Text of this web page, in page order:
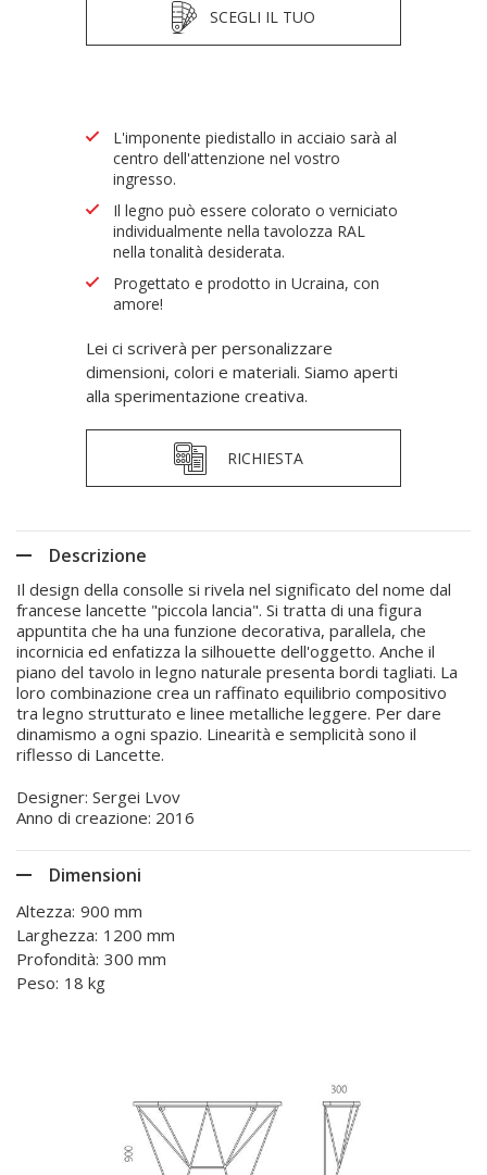
SCEGLI IL TUO
L'imponente piedistallo in acciaio sarà al
centro dell'attenzione nel vostro
ingresso.
Il legno può essere colorato o verniciato
individualmente nella tavolozza RAL
nella tonalità desiderata.
Progettato e prodotto in Ucraina, con
amore!
Lei ci scriverà per personalizzare
dimensioni, colori e materiali. Siamo aperti
alla sperimentazione creativa.
RICHIESTA
Descrizione
Il design della consolle si rivela nel significato del nome dal
francese lancette "piccola lancia". Si tratta di una figura
appuntita che ha una funzione decorativa, parallela, che
incornicia ed enfatizza la silhouette dell'oggetto. Anche il
piano del tavolo in legno naturale presenta bordi tagliati. La
loro combinazione crea un raffinato equilibrio compositivo
tra legno strutturato e linee metalliche leggere. Per dare
dinamismo a ogni spazio. Linearità e semplicità sono il
riflesso di Lancette.
Designer: Sergei Lvov
Anno di creazione: 2016
Dimensioni
Altezza: 900 mm
Larghezza: 1200 mm
Profondità: 300 mm
Peso: 18 kg